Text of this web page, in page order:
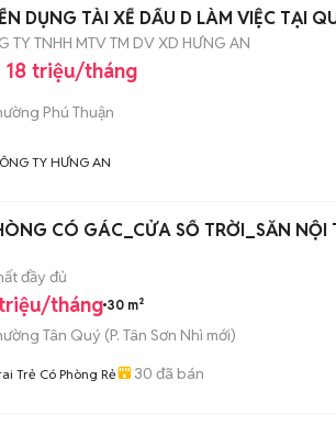
DỤNG TÀI XẾ DẤU D LÀM VIỆC TẠI
TY TNHH MTV TM DV XD HƯNG AN
18 triệu/tháng
Phú Thuận
TY HƯNG AN
CÓ GÁC_CỬA SỔ TRỜI_SẴN
đầy đủ
tháng 30 m²
Tân Quý (P. Tân Sơn Nhì mới)
Trẻ Có Phòng Rẻ 30 đã bán